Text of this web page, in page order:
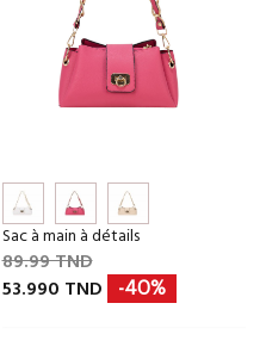
Sac à main à détails
89.99 TND
53.990 TND
-40%